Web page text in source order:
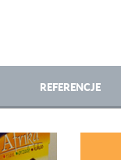
REFERENCJE